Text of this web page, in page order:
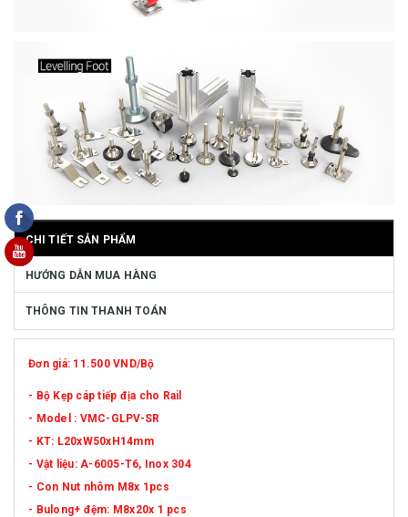
CHI TIẾT SẢN PHẨM
HƯỚNG DẪN MUA HÀNG
THÔNG TIN THANH TOÁN
Đơn giá: 11.500 VND/Bộ
- Bộ Kẹp cáp tiếp địa cho Rail
- Model : VMC-GLPV-SR
- KT: L20xW50xH14mm
- Vật liệu: A-6005-T6, Inox 304
- Con Nut nhôm M8x 1pcs
- Bulong+ đệm: M8x20x 1 pcs